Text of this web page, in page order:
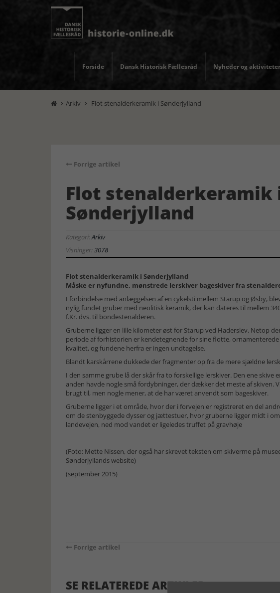
Forside Dansk Historisk Fællesråd Nyheder og aktiviteter
 Arkiv  Flot stenalderkeramik i Sønderjylland
Forrige artikel
Flot stenalderkeramik
Sønderjylland
Kategori:Arkiv
Visninger:3078
Flot stenalderkeramik i Sønderjylland
Måske er nyfundne, mønstrede lerskiver bageskiver fra
I forbindelse med anlæggelsen af en cykelsti mellem Starup og Øsby,
nylig fundet gruber med neolitisk keramik, der kan dateres til mellem
f.Kr. dvs. til bondestenalderen.
Gruberne ligger en lille kilometer øst for Starup ved Haderslev. Netop
periode af forhistorien er kendetegnende for sine flotte, ornamenterede
kvalitet, og fundene herfra er ingen undtagelse.
Blandt karskårrene dukkede der fragmenter op fra de mere sjældne
I den samme grube lå der skår fra to forskellige lerskiver. Den ene
anden havde nogle små fordybninger, der dækker det meste af skiven.
brugt til, men nogle mener, at de har været anvendt som bageskiver.
Gruberne ligger i et område, hvor der i forvejen er registreret en del
om de stenbyggede dysser og jættestuer, hvor gruberne ligger midt i
landevejen, ned mod vandet er ligeledes truffet på gravhøje
(Foto: Mette Nissen, der også har skrevet teksten om skiverme på
Sønderjyllands website)
(september 2015)
Forrige artikel
SE RELATEREDE ARTIKLER